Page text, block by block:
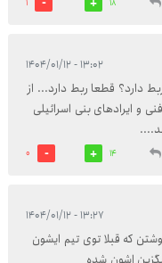
۱۳:۰۲ - ۱۴۰۴/۰۱/۱۲
دارد؟ قطعا ربط دارد... از
و ایرادهای بنی اسرائیلی
14
0
۱۳:۲۷ - ۱۴۰۴/۰۱/۱۲
که قبلا توی تیم ایشون